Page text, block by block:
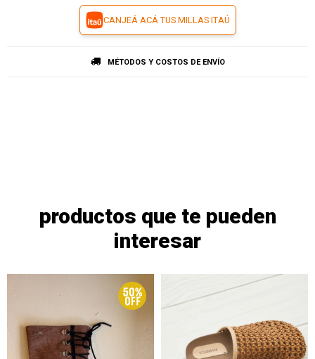
CANJEÁ ACÁ TUS MILLAS ITAÚ
MÉTODOS Y COSTOS DE ENVÍO
productos que te pueden
interesar